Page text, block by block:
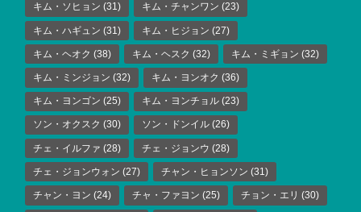
キム・ソヒョン (31) キム・チャンワン (23)
キム・ハギュン (31) キム・ヒジョン (27)
キム・ヘオク (38) キム・ヘスク (32) キム・ミギョン (32)
キム・ミンジョン (32) キム・ヨンオク (36)
キム・ヨンゴン (25) キム・ヨンチョル (23)
ソン・オクスク (30) ソン・ドンイル (26)
チェ・イルファ (28) チェ・ジョンウ (28)
チェ・ジョンウォン (27) チャン・ヒョンソン (31)
チャン・ヨン (24) チャ・ファヨン (25) チョン・エリ (30)